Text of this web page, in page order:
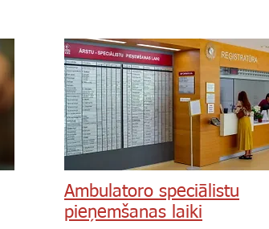
Ambulatoro speciālistu
pieņemšanas laiki